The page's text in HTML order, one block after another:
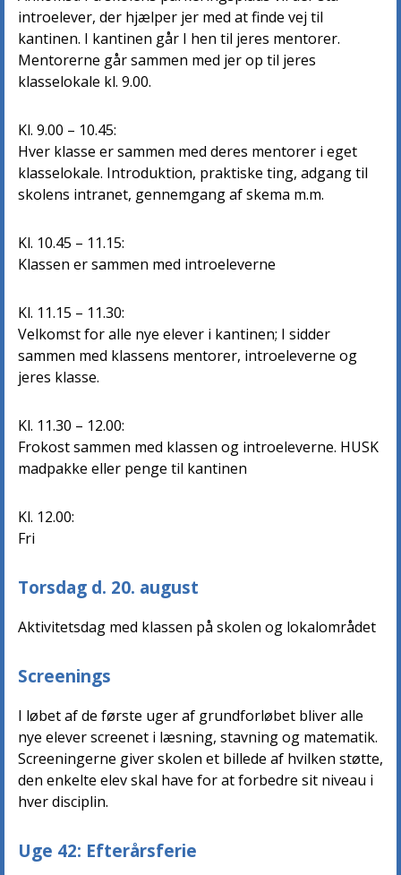
introelever, der hjælper jer med at finde vej til
kantinen. I kantinen går I hen til jeres mentorer.
Mentorerne går sammen med jer op til jeres
klasselokale kl. 9.00.
Kl. 9.00 – 10.45:
Hver klasse er sammen med deres mentorer i eget
klasselokale. Introduktion, praktiske ting, adgang til
skolens intranet, gennemgang af skema m.m.
Kl. 10.45 – 11.15:
Klassen er sammen med introeleverne
Kl. 11.15 – 11.30:
Velkomst for alle nye elever i kantinen; I sidder
sammen med klassens mentorer, introeleverne og
jeres klasse.
Kl. 11.30 – 12.00:
Frokost sammen med klassen og introeleverne. HUSK
madpakke eller penge til kantinen
Kl. 12.00:
Fri
Torsdag d. 20. august
Aktivitetsdag med klassen på skolen og lokalområdet
Screenings
I løbet af de første uger af grundforløbet bliver alle
nye elever screenet i læsning, stavning og matematik.
Screeningerne giver skolen et billede af hvilken støtte,
den enkelte elev skal have for at forbedre sit niveau i
hver disciplin.
Uge 42: Efterårsferie